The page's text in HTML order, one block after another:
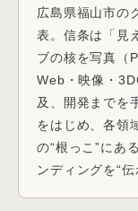
広島県福山市の
表。信条は「見
ブの核を写真（
Web・映像・
及、開発までを
をはじめ、各領
の“根っこ”にあ
ンディングを“